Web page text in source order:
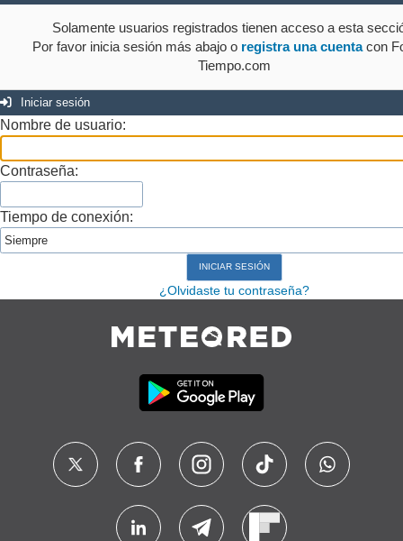
Solamente usuarios registrados tienen acceso a esta
Por favor inicia sesión más abajo o registra una cuentacon
Tiempo.com
Iniciar sesión
Nombre de usuario:
Contraseña:
Tiempo de conexión:
¿Olvidaste tu contraseña?